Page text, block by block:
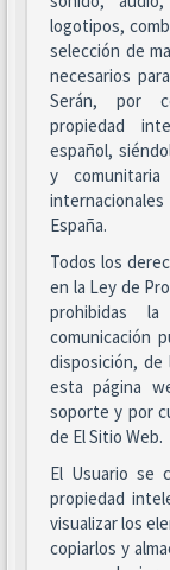
logotipos,
selección de
necesarios
Serán, por
propiedad
español,
y
España.
Todos los
en la Ley de
prohibidas
comunicación
disposición,
esta página
soporte y por
de El Sitio Web.
El Usuario se
propiedad
visualizar los
copiarlos y